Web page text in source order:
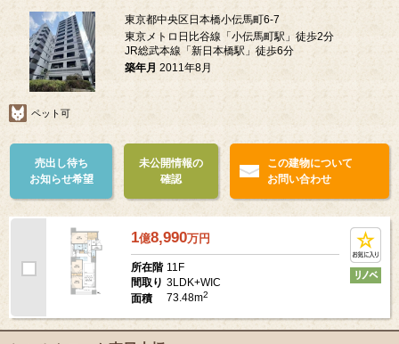
東京都中央区日本橋小伝馬町6-7
東京メトロ日比谷線「小伝馬町駅」徒歩2分
JR総武本線「新日本橋駅」徒歩6分
築年月 2011年8月
ペット可
売出し待ち
お知らせ希望
未公開情報の
確認
この建物について
お問い合わせ
1億8,990万円
所在階 11F
間取り 3LDK+WIC
面積
73.48m2